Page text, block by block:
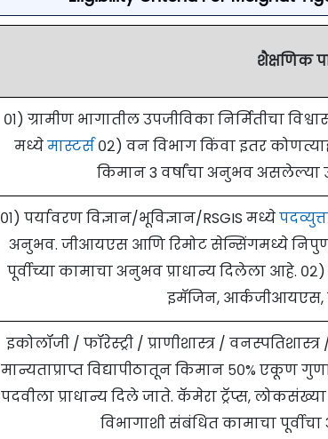
शैक्षणिक
०१) ग्रामीण भागातील उपजीविका निर्मितीचा
मध्येमास्टर्स०२) वन विभाग किंवा इतर
किमान 3 वर्षांचा अनुभव असलेल्या
०१) पर्यावरण विज्ञान/भूविज्ञान/RSGIS मध्ये
अनुभव. जीआयएस आणि रिमोट सेन्सिंगमध्ये
पूर्वीच्या कामाचा अनुभव प्राधान्य दिलेला आहे.
इमॅजिन, आर्कजीआयएस,
इकोलॉजी / फॉरेस्ट्री / प्राणीशास्त्र /
मान्यताप्राप्त विद्यापीठातून किमान ५०% एकूण
पदवीला प्राधान्य दिले जाते. कॅमेरा ट्रॅप्स,
विभागाशी संबंधित कामाचा